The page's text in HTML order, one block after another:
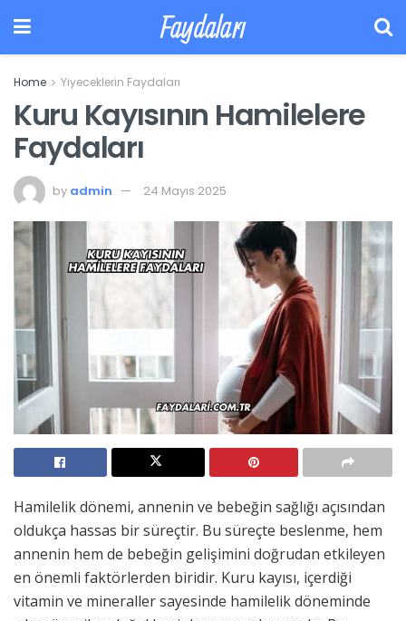
Faydaları
Home Yiyeceklerin Faydaları
Kuru Kayısının Hamilelere
Faydaları
by admin 24 Mayıs 2025
Hamilelik dönemi, annenin ve bebeğin sağlığı açısından
oldukça hassas bir süreçtir. Bu süreçte beslenme, hem
annenin hem de bebeğin gelişimini doğrudan etkileyen
en önemli faktörlerden biridir. Kuru kayısı, içerdiği
vitamin ve mineraller sayesinde hamilelik döneminde